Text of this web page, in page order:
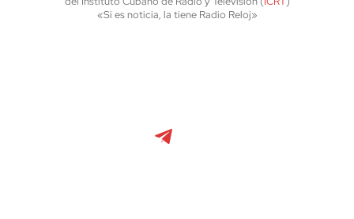
«Si es noticia, la tiene Radio Reloj»